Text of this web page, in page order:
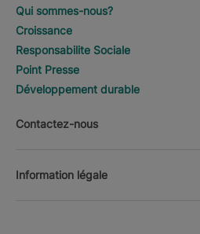
Qui sommes-nous?
Croissance
Responsabilite Sociale
Point Presse
Développement durable
Contactez-nous
Information légale